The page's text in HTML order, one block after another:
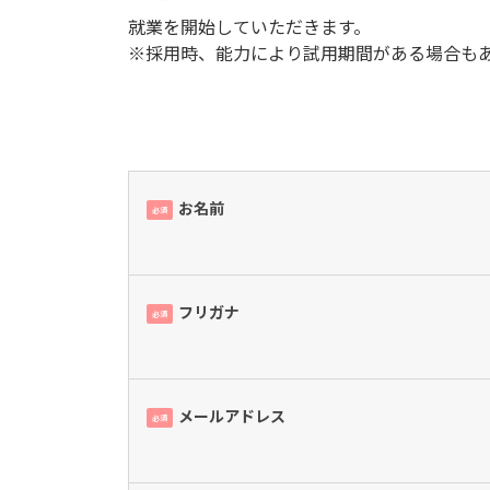
就業を開始していただきます。
※採用時、能力により試用期間がある場合もあ
必須 お名前
必須 フリガナ
必須 メールアドレス